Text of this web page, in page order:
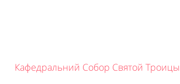
Кафедральний Собор Святой Троицы